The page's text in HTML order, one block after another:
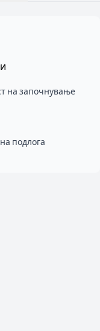
на започнување
подлога